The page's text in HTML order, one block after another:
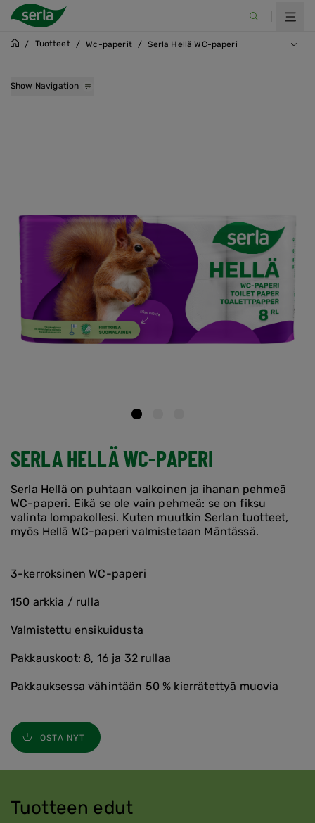
/ Tuotteet / Wc-paperit / Serla Hellä WC-paperi
Show Navigation
SERLA HELLÄ WC-PAPERI
Serla Hellä on puhtaan valkoinen ja ihanan pehmeä
WC-paperi. Eikä se ole vain pehmeä: se on fiksu
valinta lompakollesi. Kuten muutkin Serlan tuotteet,
myös Hellä WC-paperi valmistetaan Mäntässä.
3-kerroksinen WC-paperi
150 arkkia / rulla
Valmistettu ensikuidusta
Pakkauskoot: 8, 16 ja 32 rullaa
Pakkauksessa vähintään 50 % kierrätettyä muovia
OSTA NYT
Tuotteen edut